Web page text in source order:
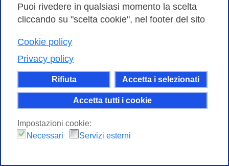
Puoi rivedere in qualsiasi momento la scelta
cliccando su "scelta cookie", nel footer del sito
Cookie policy
Privacy policy
Rifiuta Accetta i selezionati
Accetta tutti i cookie
Impostazioni cookie:
Necessari
Servizi esterni